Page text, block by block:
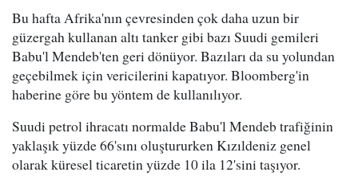
Bu hafta Afrika'nın çevresinden çok daha uzun bir
güzergah kullanan altı tanker gibi bazı Suudi gemileri
Babu'l Mendeb'ten geri dönüyor. Bazıları da su yolundan
geçebilmek için vericilerini kapatıyor. Bloomberg'in
haberine göre bu yöntem de kullanılıyor.
Suudi petrol ihracatı normalde Babu'l Mendeb trafiğinin
yaklaşık yüzde 66'sını oluştururken Kızıldeniz genel
olarak küresel ticaretin yüzde 10 ila 12'sini taşıyor.